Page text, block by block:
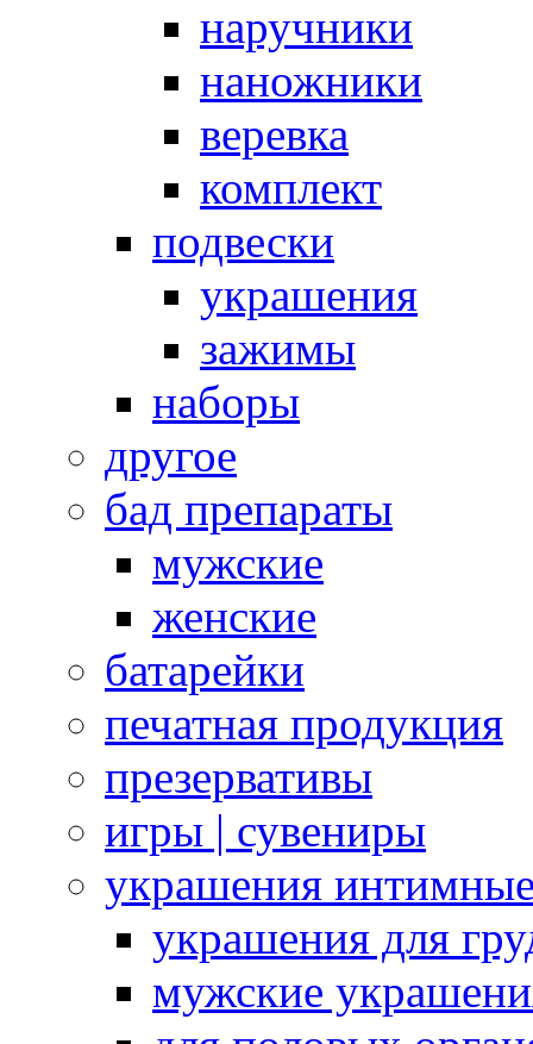
наручники
наножники
веревка
комплект
подвески
украшения
зажимы
наборы
другое
бад препараты
мужские
женские
батарейки
печатная продукция
презервативы
игры | сувениры
украшения
украшения для
мужские